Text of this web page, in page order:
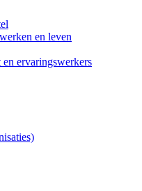
en leven
ervaringswerkers